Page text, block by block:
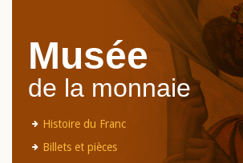
Musée
de la monnaie
Histoire du Franc
Billets et pièces